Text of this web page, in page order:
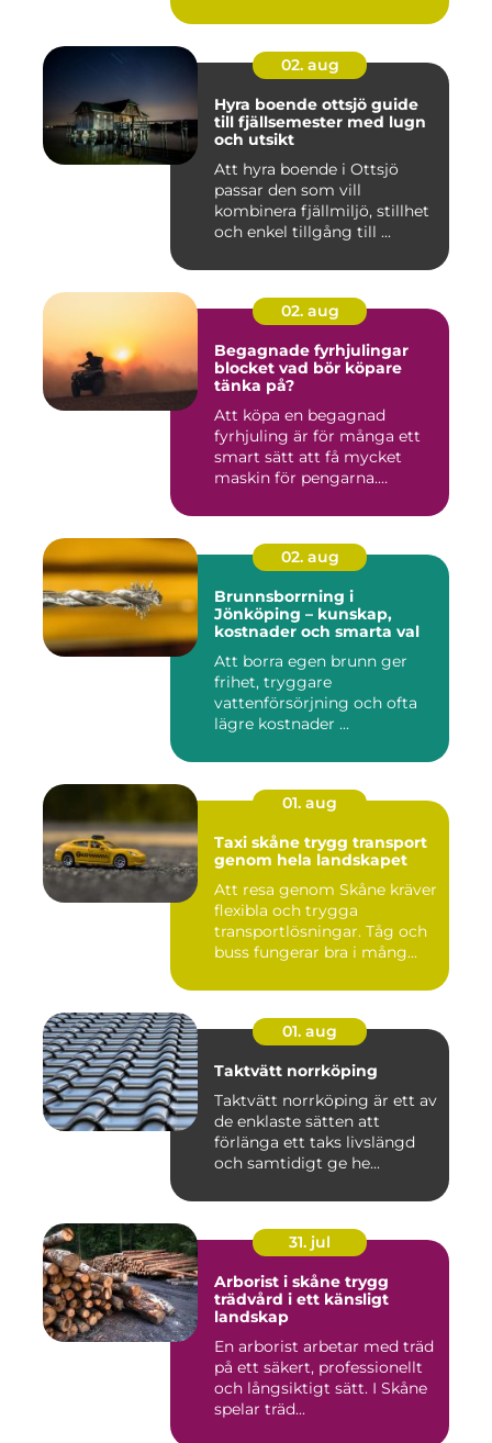
02. aug
Hyra boende ottsjö guide
till fjällsemester med lugn
och utsikt
Att hyra boende i Ottsjö
passar den som vill
kombinera fjällmiljö, stillhet
och enkel tillgång till ...
02. aug
Begagnade fyrhjulingar
blocket vad bör köpare
tänka på?
Att köpa en begagnad
fyrhjuling är för många ett
smart sätt att få mycket
maskin för pengarna.
02. aug
Brunnsborrning i
Jönköping – kunskap,
kostnader och smarta val
Att borra egen brunn ger
frihet, tryggare
vattenförsörjning och ofta
lägre kostnader ...
01. aug
Taxi skåne trygg transport
genom hela landskapet
Att resa genom Skåne kräver
flexibla och trygga
transportlösningar. Tåg och
buss fungerar bra i mång...
01. aug
Taktvätt norrköping
Taktvätt norrköping är ett av
de enklaste sätten att
förlänga ett taks livslängd
och samtidigt ge he...
31. jul
Arborist i skåne trygg
trädvård i ett känsligt
landskap
En arborist arbetar med träd
på ett säkert, professionellt
och långsiktigt sätt. I Skåne
spelar träd...